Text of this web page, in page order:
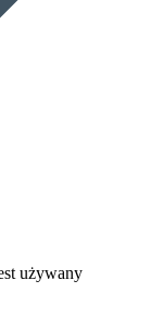
używany